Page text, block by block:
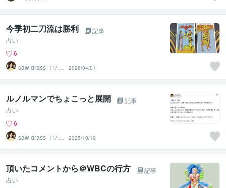
今季初二刀流は勝利
記事
占い
6
saw grass（ソー
グラス）
2026/04/01
ルノルマンでちょこっと展開
記事
占い
6
saw grass（ソー
グラス）
2025/10/19
頂いたコメントから＠WBCの行方
記事
占い